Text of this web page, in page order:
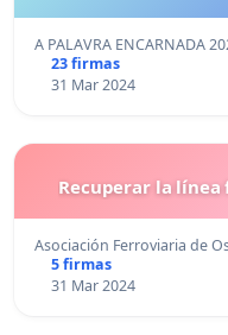
A PALAVRA ENCARNADA
23 firmas
31 Mar 2024
Recuperar la
Asociación Ferroviaria de
5 firmas
31 Mar 2024